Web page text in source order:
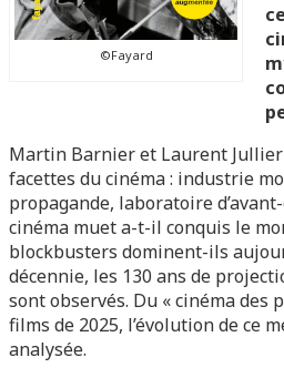
©Fayard
Martin Barnier et Laurent
facettes du cinéma : industrie
propagande, laboratoire
cinéma muet a-t-il conquis le
blockbusters dominent-ils
décennie, les 130 ans de
sont observés. Du « cinéma des
films de 2025, l’évolution de ce
analysée.